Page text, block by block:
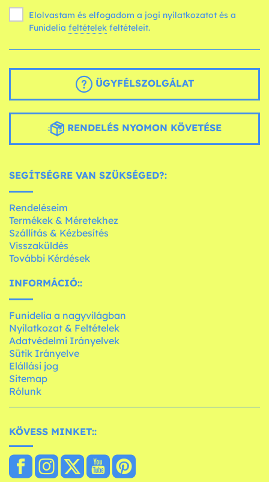
Elolvastam és elfogadom a jogi nyilatkozatot és a
Funidelia feltételek feltételeit.
ÜGYFÉLSZOLGÁLAT
RENDELÉS NYOMON KÖVETÉSE
SEGÍTSÉGRE VAN SZÜKSÉGED?:
Rendeléseim
Termékek & Méretekhez
Szállítás & Kézbesítés
Visszaküldés
További Kérdések
INFORMÁCIÓ::
Funidelia a nagyvilágban
Nyilatkozat & Feltételek
Adatvédelmi Irányelvek
Sütik Irányelve
Elállási jog
Sitemap
Rólunk
KÖVESS MINKET::